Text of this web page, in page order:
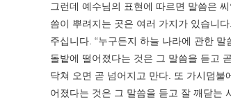
그런데 예수님의 표현에 따르면 말씀은
씀이 뿌려지는 곳은 여러 가지가 있습니
주십니다. “누구든지 하늘 나라에 관한
돌밭에 떨어졌다는 것은 그 말씀을 듣고
닥쳐 오면 곧 넘어지고 만다. 또 가시덤
어졌다는 것은 그 말씀을 듣고 잘 깨닫는